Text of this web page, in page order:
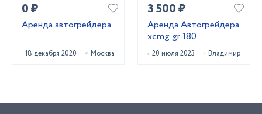
0 ₽
Аренда автогрейдера
18 декабря 2020 Москва
3 500 ₽
Аренда Автогрейдера
xcmg gr 180
20 июля 2023 Владимир